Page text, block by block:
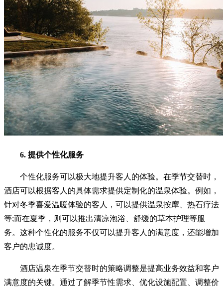
6. 提供个性化服务
个性化服务可以极大地提升客人的体验。在季节交替时，
酒店可以根据客人的具体需求提供定制化的温泉体验。例如，
针对冬季喜爱温暖体验的客人，可以提供温泉按摩、热石疗法
等;而在夏季，则可以推出清凉泡浴、舒缓的草本护理等服
务。这种个性化的服务不仅可以提升客人的满意度，还能增加
客户的忠诚度。
酒店温泉在季节交替时的策略调整是提高业务效益和客户
满意度的关键。通过了解季节性需求、优化设施配置、调整价